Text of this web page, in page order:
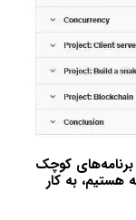
برنامه‌های کوچک
هستیم، به کار